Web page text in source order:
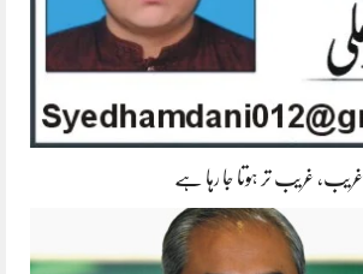
غریب، غریب تر ہوتا جا رہا ہے